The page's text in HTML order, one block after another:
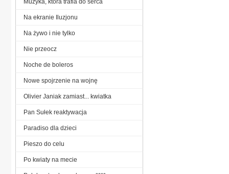
Na ekranie Iluzjonu
Na żywo i nie tylko
Nie przeocz
Noche de boleros
Nowe spojrzenie na wojnę
Olivier Janiak zamiast... kwiatka
Pan Sułek reaktywacja
Paradiso dla dzieci
Pieszo do celu
Po kwiaty na mecie